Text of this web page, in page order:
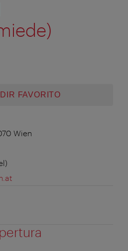
FAVORITO
Wien